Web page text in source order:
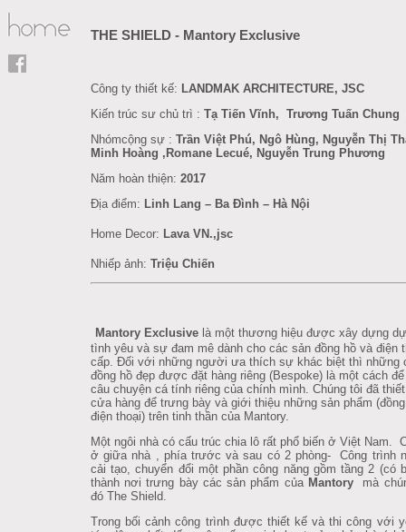
THE SHIELD - Mantory Exclusive
Công ty thiết kế: LANDMAK ARCHITECTURE, JSC
Kiến trúc sư chủ trì : Tạ Tiến Vĩnh, Trương Tuấn Chung
Nhómcộng sự : Trần Việt Phú, Ngô Hùng, Nguyễn Thị
Minh Hoàng ,Romane Lecué, Nguyễn Trung Phương
Năm hoàn thiện: 2017
Địa điểm: Linh Lang – Ba Đình – Hà Nội
Home Decor: Lava VN.,jsc
Nhiếp ảnh: Triệu Chiến
Mantory Exclusive là một thương hiệu được xây dựng
tình yêu và sự đam mê dành cho các sản đồng hồ và điện
cấp. Đối với những người ưa thích sự khác biệt thì những
đồng hồ đẹp được đặt hàng riêng (Bespoke) là một cách
câu chuyện cá tính riêng của chính mình. Chúng tôi đã
cửa hàng để trưng bày và giới thiệu những sản phẩm
điện thoại) trên tinh thần của Mantory.
Một ngôi nhà có cấu trúc chia lô rất phổ biến ở Việt Nam.
ở giữa nhà , phía trước và sau có 2 phòng- Công trình
cải tạo, chuyển đổi một phần công năng gồm tầng 2 (có
thành nơi trưng bày các sản phẩm của Mantorymà
đó The Shield.
Trong bối cảnh công trình được thiết kế và thi công với